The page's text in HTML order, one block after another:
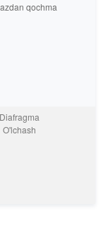
qochma
Diafragma
O'lchash